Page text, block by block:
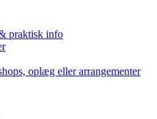
praktisk info
oplæg eller arrangementer